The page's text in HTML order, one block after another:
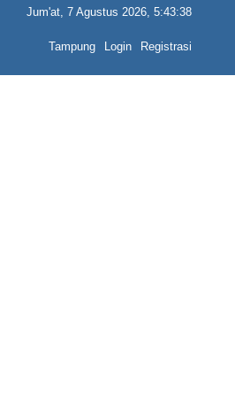
Jum'at, 7 Agustus 2026, 5:43:38
Tampung Login Registrasi